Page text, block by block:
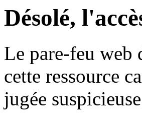
Désolé,
Le pare-feu web
cette ressource
jugée